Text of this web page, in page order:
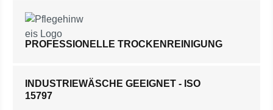
PROFESSIONELLE TROCKENREINIGUNG
INDUSTRIEWÄSCHE GEEIGNET - ISO
15797